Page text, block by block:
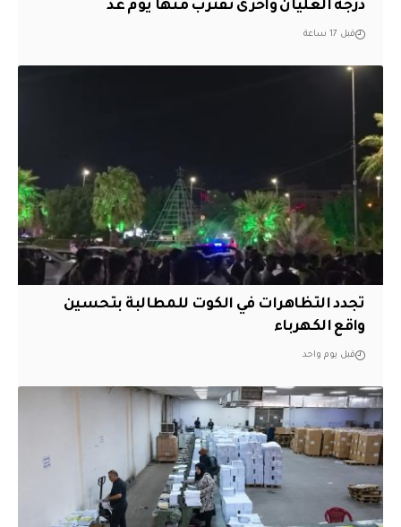
درجة الغليان وأخرى تقترب منها يوم غد
قبل 17 ساعة
تجدد التظاهرات في الكوت للمطالبة بتحسين
واقع الكهرباء
قبل يوم واحد